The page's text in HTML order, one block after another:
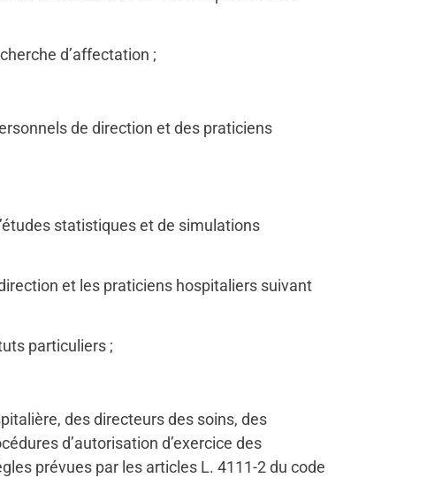
d’affectation ;
de direction et des praticiens
statistiques et de simulations
et les praticiens hospitaliers suivant
particuliers ;
des directeurs des soins, des
d’autorisation d’exercice des
prévues par les articles L. 4111-2 du code